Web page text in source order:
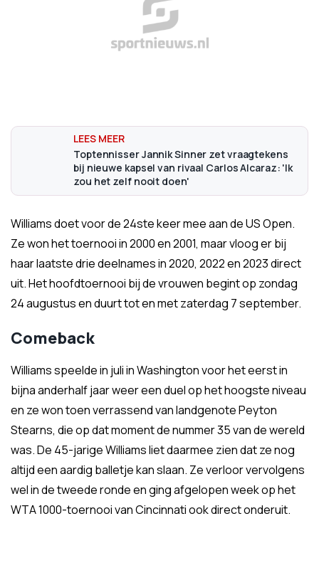
Toptennisser Jannik Sinner zet vraagtekens
bij nieuwe kapsel van rivaal Carlos Alcaraz: 'Ik
zou het zelf nooit doen'
Williams doet voor de 24ste keer mee aan de US Open.
Ze won het toernooi in 2000 en 2001, maar vloog er bij
haar laatste drie deelnames in 2020, 2022 en 2023 direct
uit. Het hoofdtoernooi bij de vrouwen begint op zondag
24 augustus en duurt tot en met zaterdag 7 september.
Comeback
Williams speelde in juli in Washington voor het eerst in
bijna anderhalf jaar weer een duel op het hoogste niveau
en ze won toen verrassend van landgenote Peyton
Stearns, die op dat moment de nummer 35 van de wereld
was. De 45-jarige Williams liet daarmee zien dat ze nog
altijd een aardig balletje kan slaan. Ze verloor vervolgens
wel in de tweede ronde en ging afgelopen week op het
WTA 1000-toernooi van Cincinnati ook direct onderuit.